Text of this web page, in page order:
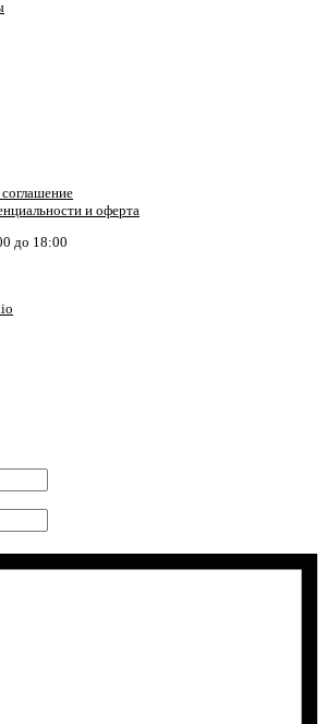
соглашение
и оферта
до 18:00